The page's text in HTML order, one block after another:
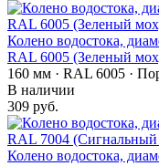
Колено водостока,
RAL 6005 (Зеленый
160 мм · RAL 6005 ·
В наличии
309 руб.
Колено водостока,